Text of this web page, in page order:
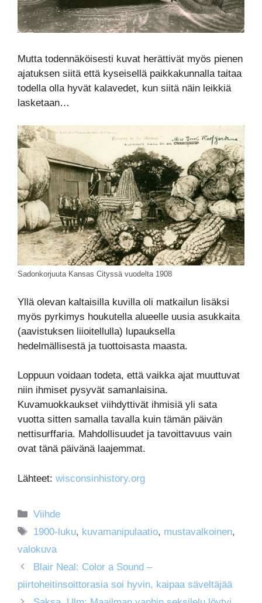
Mutta todennäköisesti kuvat herättivät myös pienen
ajatuksen siitä että kyseisellä paikkakunnalla taitaa
todella olla hyvät kalavedet, kun siitä näin leikkiä
lasketaan…
Sadonkorjuuta Kansas Cityssä vuodelta 1908
Yllä olevan kaltaisilla kuvilla oli matkailun lisäksi
myös pyrkimys houkutella alueelle uusia asukkaita
(aavistuksen liioitellulla) lupauksella
hedelmällisestä ja tuottoisasta maasta.
Loppuun voidaan todeta, että vaikka ajat muuttuvat
niin ihmiset pysyvät samanlaisina.
Kuvamuokkaukset viihdyttivät ihmisiä yli sata
vuotta sitten samalla tavalla kuin tämän päivän
nettisurffaria. Mahdollisuudet ja tavoittavuus vain
ovat tänä päivänä laajemmat.
Lähteet: wisconsinhistory.org
Kategoriat
Viihde
Avainsanat
1900-luku, kuvamanipulaatio, mustavalkoinen,
valokuva
Blair Neal: Color a Sound –
piirtoheitinsoittorasia soi hyvin, kaipaa säveltäjää